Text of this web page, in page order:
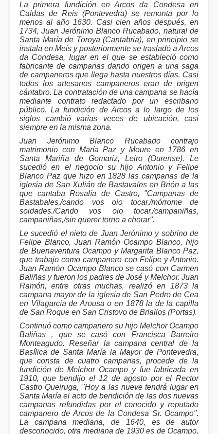
La primera fundición en Arcos da Condesa en
Caldas de Reis (Pontevedra) se remonta por lo
menos al año 1630. Casi cien años después, en
1734, Juan Jerónimo Blanco Rucabado, natural de
Santa María de Toroya (Cantabria), en principio se
instala en Meis y posteriormente se trasladó a Arcos
da Condesa, lugar en el que se estableció como
fabricante de campanas dando origen a una saga
de campaneros que llega hasta nuestros días. Casi
todos los artesanos campaneros eran de origen
cántabro. La contratación de una campana se hacía
mediante contrato redactado por un escribano
público. La fundición de Arcos a lo largo de los
siglos cambió varias veces de ubicación, casi
siempre en la misma zona.
Juan Jerónimo Blanco Rucabado contrajo
matrimonio con María Paz y Moure en 1786 en
Santa Mariña de Gomariz, Leiro (Ourense). Le
sucedió en el negocio su hijo Antonio y Felipe
Blanco Paz que hizo en 1828 las campanas de la
iglesia de San Xulián de Bastavales en Brión a las
que cantaba Rosalía de Castro, "Campanas de
Bastabales,/cando vos oio tocar,/mórrome de
soidades./Cando vos oio tocar,/campaniñas,
campaniñas,/sin querer torno a chorar".
Le sucedió el nieto de Juan Jerónimo y sobrino de
Felipe Blanco, Juan Ramón Ocampo Blanco, hijo
de Buenaventura Ocampo y Margarita Blanco Paz,
que trabajo como campanero con Felipe y Antonio.
Juan Ramón Ocampo Blanco se casó con Carmen
Baliñas y fueron los padres de José y Melchor. Juan
Ramón, entre otras muchas, realizó en 1873 la
campana mayor de la iglesia de San Pedro de Cea
en Vilagarcía de Arousa o en 1878 la de la capilla
de San Roque en San Cristovo de Briallos (Portas).
Continuó como campanero su hijo Melchor Ocampo
Baliñas , que se casó con Francisca Barreiro
Monteagudo. Reseñar la campana central de la
Basílica de Santa María la Mayor de Pontevedra,
que consta de cuatro campanas, procede de la
fundición de Melchor Ocampo y fue fabricada en
1910, que bendijo el 12 de agosto por el Rector
Castro Queiruga, "Hoy a las nueve tendrá lugar en
Santa María el acto de bendición de las dos nuevas
campanas refundidas por el conocido y reputado
campanero de Arcos de la Condesa Sr. Ocampo".
La campana mediana, de 1640, es de autor
desconocido, otra mediana de 1930 es de Ocampo,